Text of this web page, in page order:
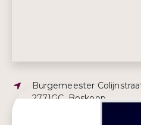
Adres:
Burgemeester
2771GC, Boskoop